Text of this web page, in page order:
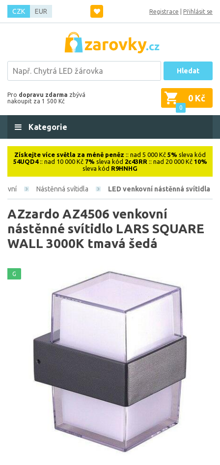
CZK EUR Registrace Přihlásit se
Hledat
Pro dopravu zdarma zbývá
nakoupit za 1 500 Kč
0
0 Kč
Kategorie
Získejte více světla za méně peněz :: nad 5 000 Kč 5% sleva kód
54UQD4:: nad 10 000 Kč 7% sleva kód 2c43RR :: nad 20 000 Kč 10%
sleva kód R9HNHG
Nástěnná svítidla LED venkovní nástěnná svítidla
AZzardo AZ4506 venkovní
nástěnné svítidlo LARS SQUARE
WALL 3000K tmavá šedá
G